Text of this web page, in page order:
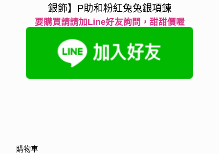
銀飾】P助和粉紅兔兔銀項鍊
要購買請請加Line好友詢問，甜甜價喔
購物車